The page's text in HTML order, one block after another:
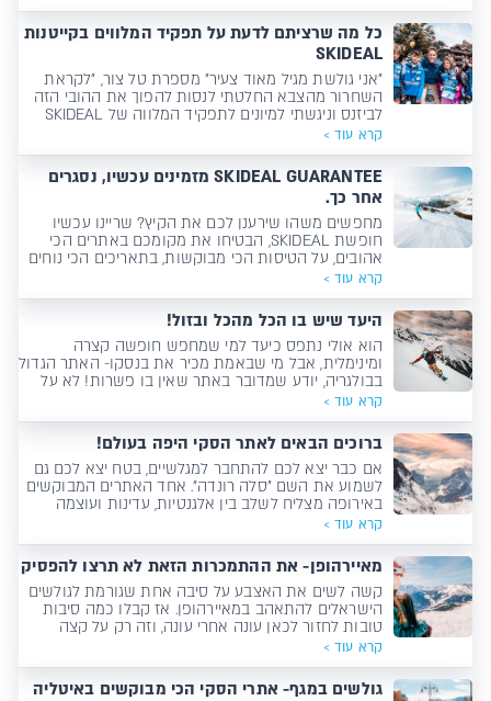
כל מה שרציתם לדעת על תפקיד המלווים בקייטנות
SKIDEAL
"אני גולשת מגיל מאוד צעיר" מספרת טל צור, "לקראת
השחרור מהצבא החלטתי לנסות להפוך את ההובי הזה
לביזנס וניגשתי למיונים לתפקיד המלווה של SKIDEAL
באתרים, אבל אז פתאום זרקו לי את האפציה הזאת
ופתאום הבנתי ש-זה(!!!) התפקיד השווה באמת!"
קרא עוד >
SKIDEAL GUARANTEE מזמינים עכשיו, נסגרים
אחר כך.
מחפשים משהו שירענן לכם את הקיץ? שריינו עכשיו
חופשת SKIDEAL, הבטיחו את מקומכם באתרים הכי
אהובים, על הטיסות הכי מבוקשות, בתאריכים הכי נוחים
ובמלונות הכי שווים!
קרא עוד >
היעד שיש בו הכל מהכל ובזול!
הוא אולי נתפס כיעד למי שמחפש חופשה קצרה
ומינימלית, אבל מי שבאמת מכיר את בנסקו- האתר הגדול
בבולגריה, יודע שמדובר באתר שאין בו פשרות! לא על
איכות השלג, לא על הגיוון בגלישה, לא על הבילויים, על
האטרקציות, על האוכל ובטח שלא על המלונות. הנה כל
מה שכדאי לדעת על אחד היעדים האהובים על
הישראלים.
קרא עוד >
ברוכים הבאים לאתר הסקי היפה בעולם!
אם כבר יצא לכם להתחבר למגלשיים, בטח יצא לכם גם
לשמוע את השם "סלה רונדה". אחד האתרים המבוקשים
באירופה מצליח לשלב בין אלגנטיות, עדינות ועוצמה
ולספק חופשה שמחברת בין כל העולמות ומתאימה לכל
הסגנונות.
קרא עוד >
מאיירהופן- את ההתמכרות הזאת לא תרצו להפסיק
קשה לשים את האצבע על סיבה אחת שגורמת לגולשים
הישראלים להתאהב במאיירהופן. אז קבלו כמה סיבות
טובות לחזור לכאן עונה אחרי עונה, וזה רק על קצה
המגלש...
קרא עוד >
גולשים במגף- אתרי הסקי הכי מבוקשים באיטליה